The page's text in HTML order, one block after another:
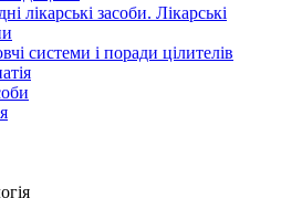
лікарські засоби. Лікарські
системи і поради цілителів